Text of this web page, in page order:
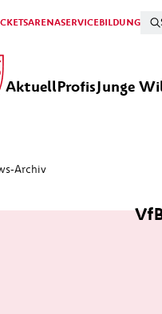
ARENASERVICEBILDUNG
AktuellProfisJunge
Archiv